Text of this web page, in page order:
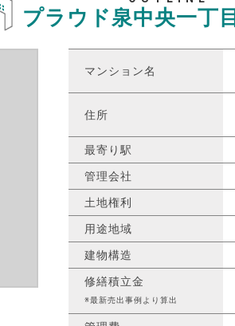
プラウド泉中央一丁目
マンション名
住所
最寄り駅
管理会社
土地権利
用途地域
建物構造
修繕積立金
※最新売出事例より算出